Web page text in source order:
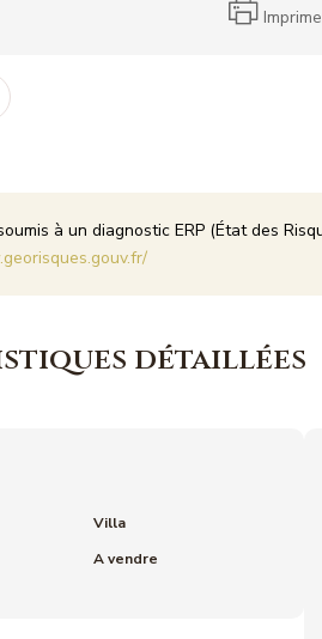
à un diagnostic ERP (État des
détaillées
Villa
A vendre